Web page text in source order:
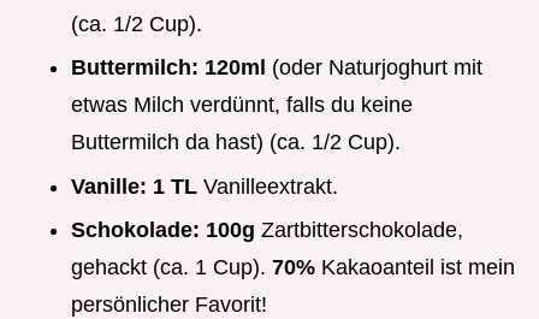
(ca. 1/2 Cup).
Buttermilch: 120ml (oder Naturjoghurt mit
etwas Milch verdünnt, falls du keine
Buttermilch da hast) (ca. 1/2 Cup).
Vanille: 1 TL Vanilleextrakt.
Schokolade: 100g Zartbitterschokolade,
gehackt (ca. 1 Cup). 70% Kakaoanteil ist mein
persönlicher Favorit!